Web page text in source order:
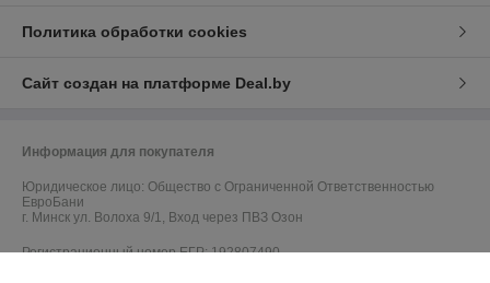
Политика обработки cookies
Сайт создан на платформе Deal.by
Информация для покупателя
Юридическое лицо: Общество с Ограниченной Ответственностью
ЕвроБани
г. Минск ул. Волоха 9/1, Вход через ПВЗ Озон
Регистрационный номер ЕГР: 192807490